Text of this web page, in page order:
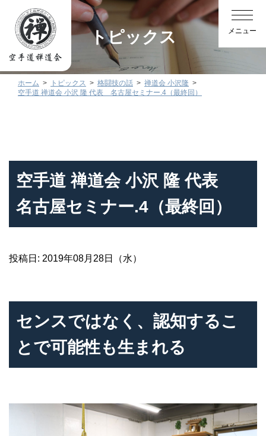
トピックス
ホーム トピックス 格闘技の話
禅道会 小沢隆
空手道 禅道会 小沢 隆 代表 名古屋セミナー.4（最終回）
空手道 禅道会 小沢 隆 代表
名古屋セミナー.4（最終回）
投稿日: 2019年08月28日（水）
センスではなく、認知するこ
とで可能性も生まれる